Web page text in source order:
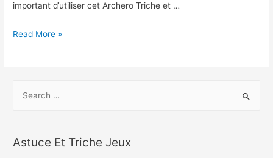
important d’utiliser cet Archero Triche et …
Archero
Triche
Pieces
Read More »
Astuce Et Triche Jeux